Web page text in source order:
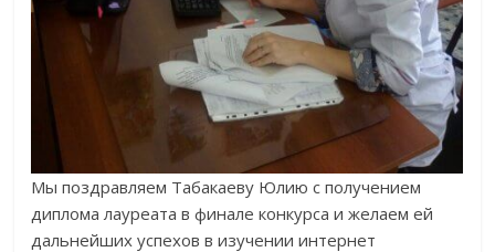
Мы поздравляем Табакаеву Юлию с получением
диплома лауреата в финале конкурса и желаем ей
дальнейших успехов в изучении интернет